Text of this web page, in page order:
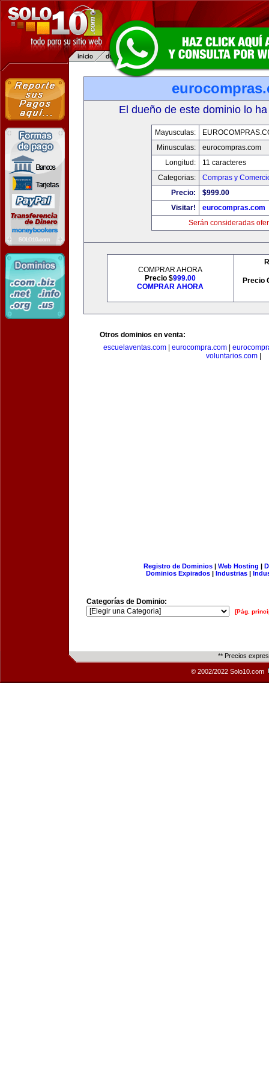
El dueño de este dominio lo
Mayusculas:
Minusculas:
eurocompras.com
Longitud:
11 caracteres
Categorias:
Compras y
Precio:
$999.00
Visitar!
eurocompras.com
Serán consideradas
COMPRAR AHORA
Precio $999.00
COMPRAR AHORA
Precio
Otros dominios en venta:
escuelaventas.com| eurocompra.com|
voluntarios.com
Registro de Dominios| Web Hosting |
Dominios Expirados | Industrias |
Categorías de Dominio:
[Pág.
** Precios
© 2002/2022 Solo10.com